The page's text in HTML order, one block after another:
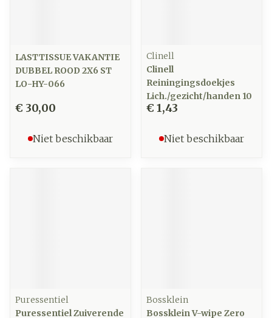
LASTTISSUE VAKANTIE
DUBBEL ROOD 2X6 ST
LO-HY-066
€ 30,00
Niet beschikbaar
Clinell
Clinell
Reiningingsdoekjes
Lich./gezicht/handen 10
€ 1,43
Niet beschikbaar
Puressentiel
Puressentiel Zuiverende
Bossklein
Bossklein V-wipe Zero